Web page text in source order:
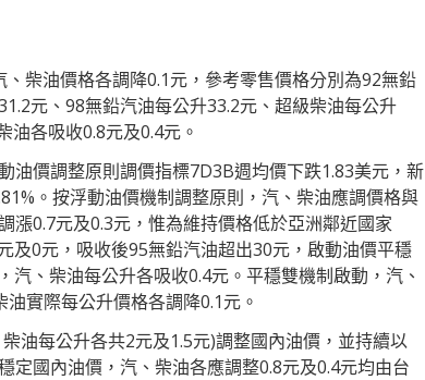
柴油價格各調降0.1元，參考零售價格分別為92無鉛
元、98無鉛汽油每公升33.2元、超級柴油每公升
油各吸收0.8元及0.4元。
油價調整原則調價指標7D3B週均價下跌1.83美元，新
。按浮動油價機制調整原則，汽、柴油應調價格與
漲0.7元及0.3元，惟為維持價格低於亞洲鄰近國家
及0元，吸收後95無鉛汽油超出30元，啟動油價平穩
、柴油每公升各吸收0.4元。平穩雙機制啟動，汽、
實際每公升價格各調降0.1元。
油每公升各共2元及1.5元)調整國內油價，並持續以
定國內油價，汽、柴油各應調整0.8元及0.4元均由台